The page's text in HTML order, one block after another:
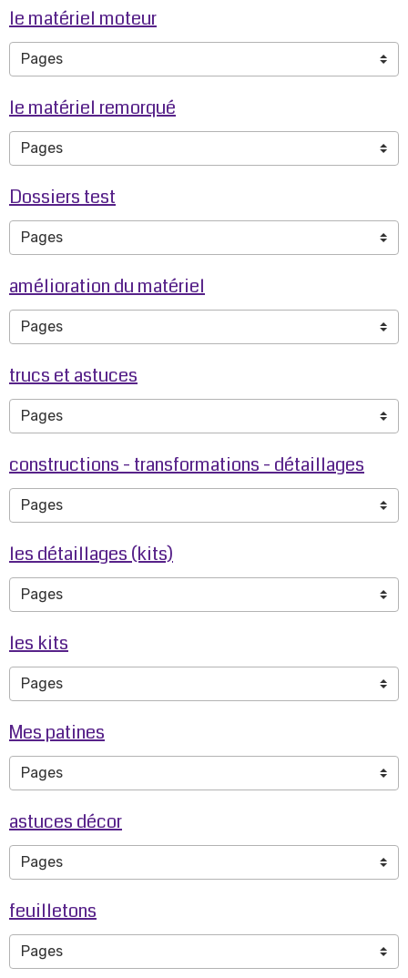
le matériel moteur
le matériel remorqué
Dossiers test
amélioration du matériel
trucs et astuces
constructions - transformations - détaillages
les détaillages (kits)
les kits
Mes patines
astuces décor
feuilletons